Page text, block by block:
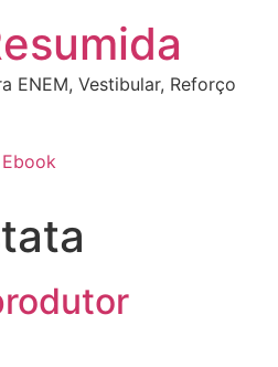
ENEM, Vestibular, Reforço
Ebook